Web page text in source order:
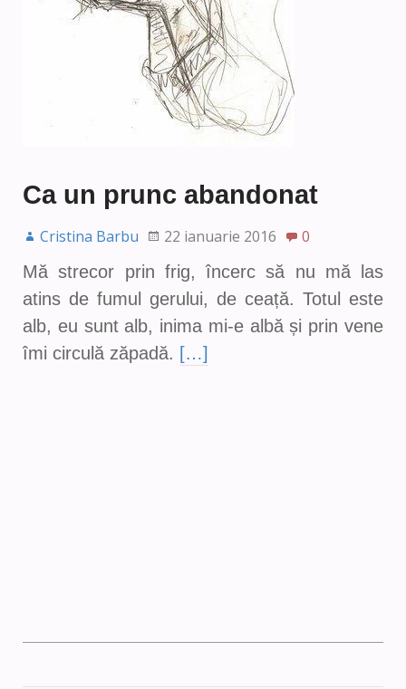
Ca un prunc abandonat
Cristina Barbu 22 ianuarie 2016
0
Mă strecor prin frig, încerc să nu mă las
atins de fumul gerului, de ceață. Totul este
alb, eu sunt alb, inima mi-e albă și prin vene
îmi circulă zăpadă. […]